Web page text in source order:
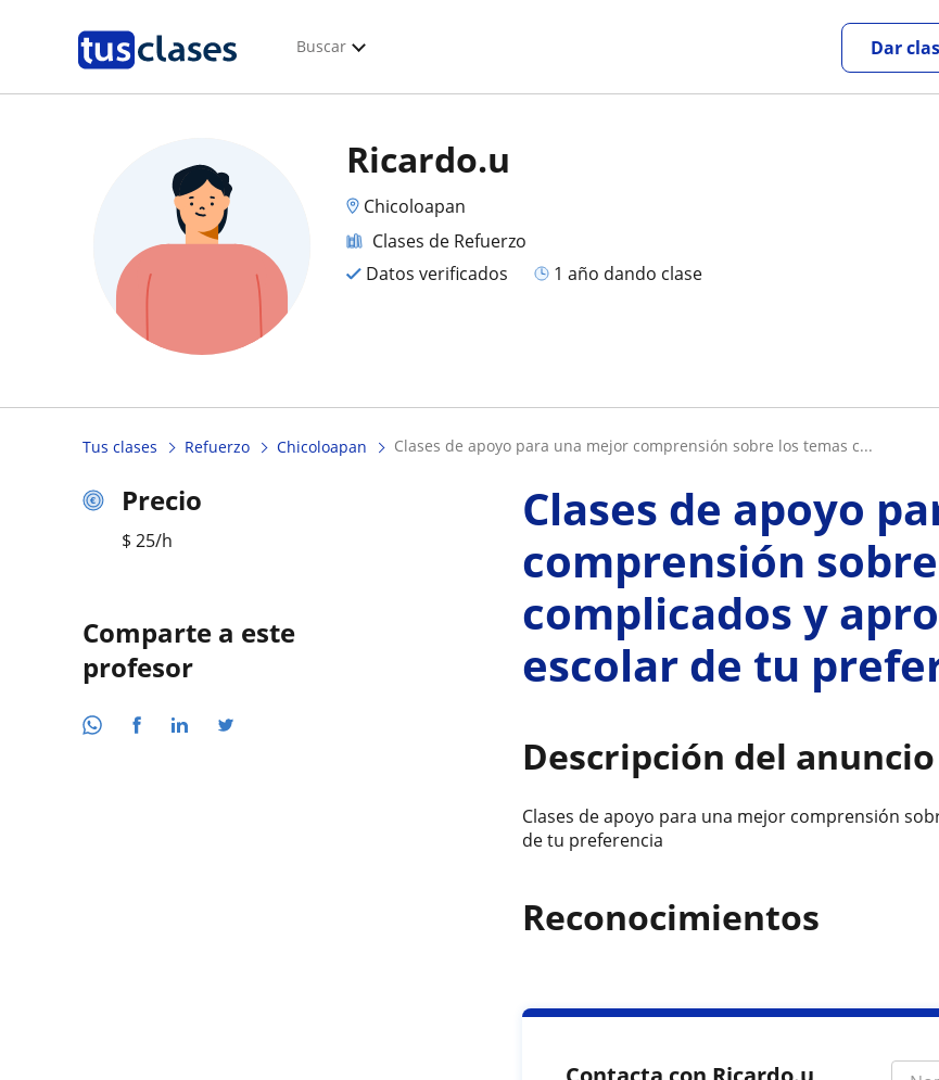
Buscar Dar
Ricardo.u
Chicoloapan
Clases de Refuerzo
Datos verificados
1 año dando clase
Tus clases Refuerzo Chicoloapan clases de apoyo para una mejor comprensión sobre los temas c...
Precio
$ 25/h
Comparte a este
profesor
Clases de apoyo
comprensión
complicados y
escolar de tu
Descripción del anuncio
Clases de apoyo para una mejor comprensión
de tu preferencia
Reconocimientos